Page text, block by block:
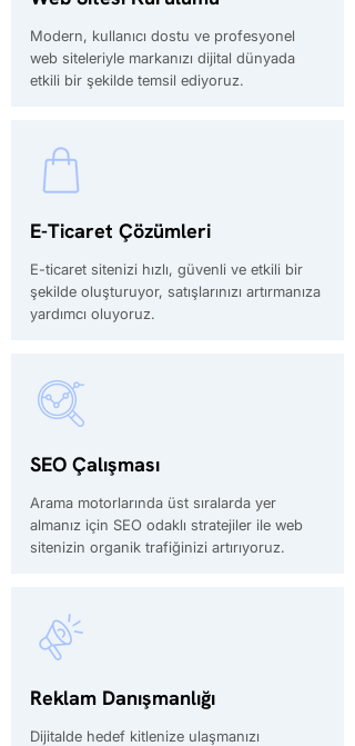
Modern, kullanıcı dostu ve profesyonel
web siteleriyle markanızı dijital dünyada
etkili bir şekilde temsil ediyoruz.
E-Ticaret Çözümleri
E-ticaret sitenizi hızlı, güvenli ve etkili bir
şekilde oluşturuyor, satışlarınızı artırmanıza
yardımcı oluyoruz.
SEO Çalışması
Arama motorlarında üst sıralarda yer
almanız için SEO odaklı stratejiler ile web
sitenizin organik trafiğinizi artırıyoruz.
Reklam Danışmanlığı
Dijitalde hedef kitlenize ulaşmanızı